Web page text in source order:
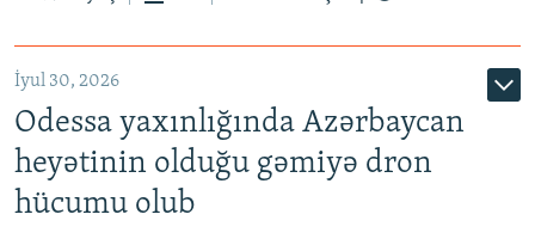
İyul 30, 2026
Odessa yaxınlığında Azərbaycan
heyətinin olduğu gəmiyə dron
hücumu olub